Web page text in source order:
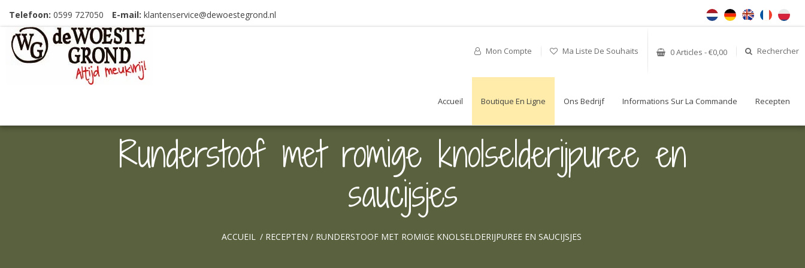
Telefoon: 0599 727050 E-mail: klantenservice@dewoestegrond.nl
Mon Compte Ma Liste De Souhaits 0 Articles - €0,00 Rechercher
Accueil Boutique En Ligne Ons Bedrijf Informations Sur La Commande Recepten
Runderstoof met romige knolselderijpuree en
saucijsjes
ACCUEIL / RECEPTEN / RUNDERSTOOF MET ROMIGE KNOLSELDERIJPUREE EN SAUCIJSJES